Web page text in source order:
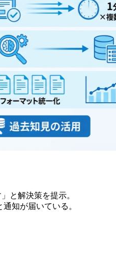
と解決策を提示。
知が届いている。